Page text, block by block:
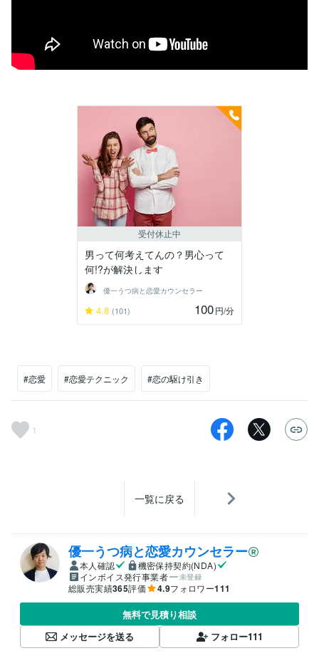
受付休止中
男って何考えてんの？男心って
何!?が解決します
優一うつ病と恋愛カウンセラー
4.8 (101) 100円/分
#恋愛 #恋愛テクニック #恋の駆け引き
1
一覧に戻る
優一うつ病と恋愛カウンセラー
本人確認
機密保持契約(NDA)
インボイス発行事業者
未登録
総販売実績365評価 4.9フォロワー111
無料で見積り相談
メッセージを送る
フォロー111